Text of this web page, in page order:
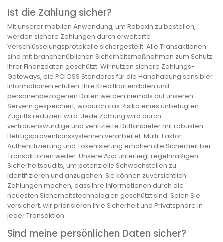
Ist die Zahlung sicher?
Mit unserer mobilen Anwendung, um Robaxin zu bestellen,
werden sichere Zahlungen durch erweiterte
Verschlüsselungsprotokolle sichergestellt. Alle Transaktionen
sind mit branchenüblichen Sicherheitsmaßnahmen zum Schutz
Ihrer Finanzdaten geschützt. Wir nutzen sichere Zahlungs-
Gateways, die PCI DSS Standards für die Handhabung sensibler
Informationen erfüllen. Ihre Kreditkartendaten und
personenbezogenen Daten werden niemals auf unseren
Servern gespeichert, wodurch das Risiko eines unbefugten
Zugriffs reduziert wird. Jede Zahlung wird durch
vertrauenswürdige und verifizierte Drittanbieter mit robusten
Betrugspräventionssystemen verarbeitet. Multi-Faktor-
Authentifizierung und Tokenisierung erhöhen die Sicherheit bei
Transaktionen weiter. Unsere App unterliegt regelmäßigen
Sicherheitsaudits, um potenzielle Schwachstellen zu
identifizieren und anzugehen. Sie können zuversichtlich
Zahlungen machen, dass Ihre Informationen durch die
neuesten Sicherheitstechnologien geschützt sind. Seien Sie
versichert, wir priorisieren Ihre Sicherheit und Privatsphäre in
jeder Transaktion.
Sind meine persönlichen Daten sicher?